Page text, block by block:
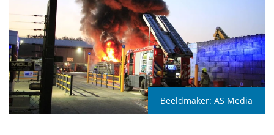
Beeldmaker: AS Media